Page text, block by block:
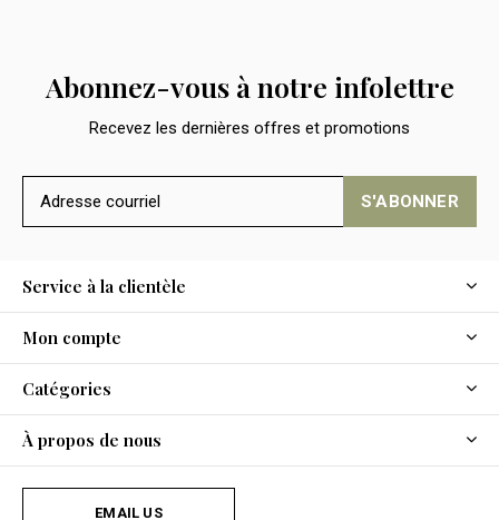
Abonnez-vous à notre infolettre
Recevez les dernières offres et promotions
S'ABONNER
Service à la clientèle
Mon compte
Catégories
À propos de nous
EMAIL US